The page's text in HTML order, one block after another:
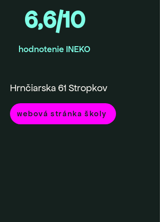
6,6/10
hodnotenie INEKO
Hrnčiarska 61 Stropkov
webová stránka školy